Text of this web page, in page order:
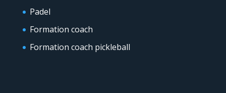
Padel
Formation coach
Formation coach pickleball